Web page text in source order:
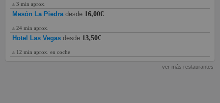
a 3 min aprox.
Mesón La Piedra desde 16,00€
a 24 min aprox.
Hotel Las Vegas desde 13,50€
a 12 min aprox. en coche
ver más restaurantes